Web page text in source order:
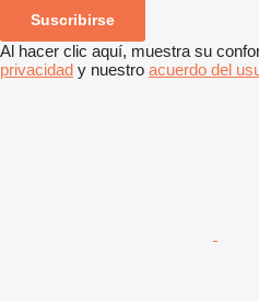
Suscribirse
Al hacer clic aquí, muestra su
privacidad y nuestro acuerdo del